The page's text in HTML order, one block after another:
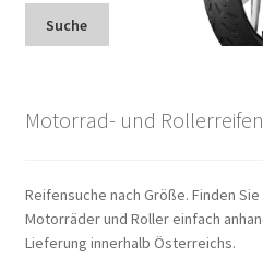
Suche
Motorrad- und Rollerreifen
Reifensuche nach Größe. Finden
Motorräder und Roller einfach
Lieferung innerhalb Österreichs.